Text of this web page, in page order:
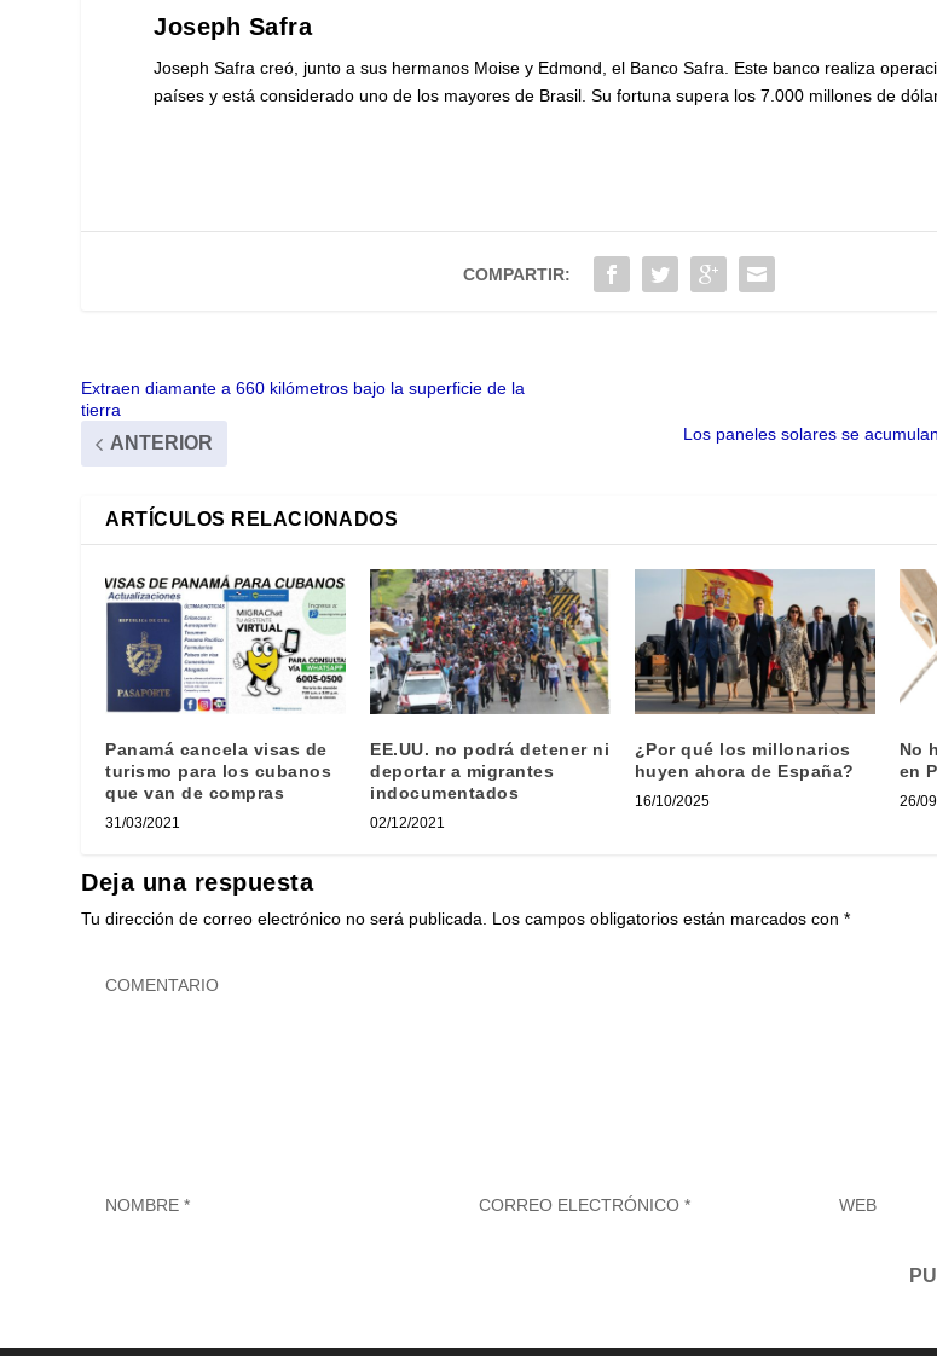
Joseph Safra
Joseph Safra creó, junto a sus hermanos Moise y Edmond, el Banco Safra. Este banco realiza
países y está considerado uno de los mayores de Brasil. Su fortuna supera los 7.000 millones de
COMPARTIR:
Extraen diamante a 660 kilómetros bajo la superficie de la
tierra
ANTERIOR Los paneles solares se
ARTÍCULOS RELACIONADOS
Panamá cancela visas de
turismo para los cubanos
que van de compras
31/03/2021
EE.UU. no podrá detener ni
deportar a migrantes
indocumentados
02/12/2021
¿Por qué los millonarios
huyen ahora de España?
16/10/2025
No
en
26/
Deja una respuesta
Tu dirección de correo electrónico no será publicada. Los campos obligatorios están marcados con*